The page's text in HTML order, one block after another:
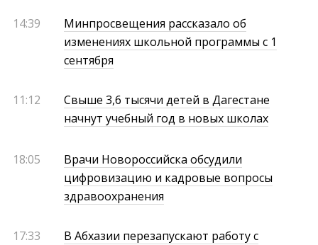
14:39
Минпросвещения рассказало об
изменениях школьной программы с 1
сентября
11:12
Свыше 3,6 тысячи детей в Дагестане
начнут учебный год в новых школах
18:05
Врачи Новороссийска обсудили
цифровизацию и кадровые вопросы
здравоохранения
17:33
В Абхазии перезапускают работу с